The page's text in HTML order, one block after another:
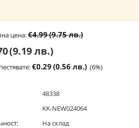
цена:€4.99(9.75 лв.)
(9.19 лв.)
€0.29 (0.56 лв.) (6%)
48338
KK-NEW024064
На склад